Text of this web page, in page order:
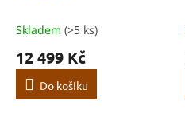
Skladem (>5 ks)
12 499 Kč
Do košíku